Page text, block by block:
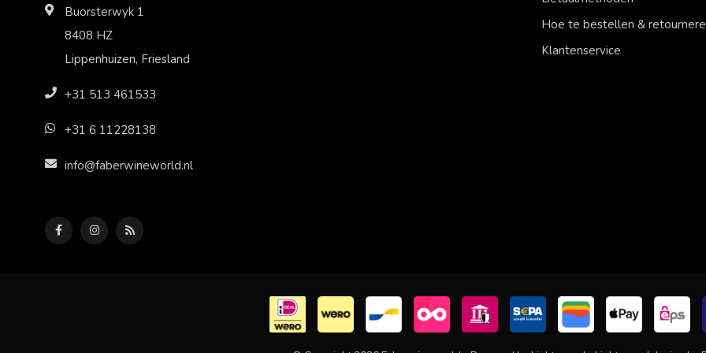
Buorsterwyk 1
8408 HZ
Lippenhuizen, Friesland
+31 513 461533
+31 6 11228138
info@faberwineworld.nl
Hoe te bestellen &
Klantenservice